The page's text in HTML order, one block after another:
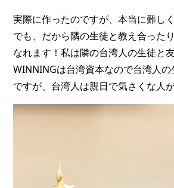
実際に作ったのですが、本当に難し
でも、だから隣の生徒と教え合った
なれます！私は隣の台湾人の生徒と
WINNINGは台湾資本なので台湾人
ですが、台湾人は親日で気さくな人が